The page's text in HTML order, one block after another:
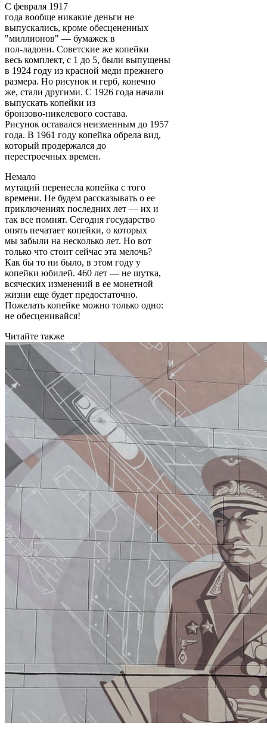
С февраля 1917
года вообще никакие деньги не
выпускались, кроме обесцененных
"миллионов" — бумажек в
пол-ладони. Советские же копейки
весь комплект, с 1 до 5, были выпущены
в 1924 году из красной меди прежнего
размера. Но рисунок и герб, конечно
же, стали другими. С 1926 года начали
выпускать копейки из
бронзово-никелевого состава.
Рисунок оставался неизменным до 1957
года. В 1961 году копейка обрела вид,
который продержался до
перестроечных времен.
Немало
мутаций перенесла копейка с того
времени. Не будем рассказывать о ее
приключениях последних лет — их и
так все помнят. Сегодня государство
опять печатает копейки, о которых
мы забыли на несколько лет. Но вот
только что стоит сейчас эта мелочь?
Как бы то ни было, в этом году у
копейки юбилей. 460 лет — не шутка,
всяческих изменений в ее монетной
жизни еще будет предостаточно.
Пожелать копейке можно только одно:
не обесценивайся!
Читайте также